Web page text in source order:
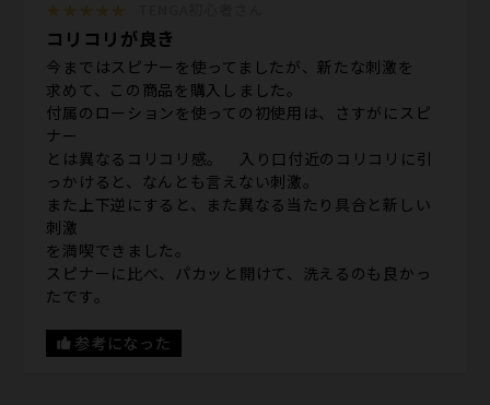
コリコリが良き
今まではスピナーを使ってましたが、新たな刺激を
求めて、この商品を購入しました。
付属のローションを使っての初使用は、さすがにスピ
ナー
とは異なるコリコリ感。 入り口付近のコリコリに引
っかけると、なんとも言えない刺激。
また上下逆にすると、また異なる当たり具合と新しい
刺激
を満喫できました。
スピナーに比べ、パカッと開けて、洗えるのも良かっ
たです。
参考になった